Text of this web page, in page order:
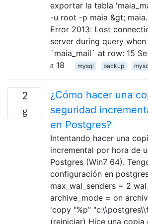
exportar la tabla
-u root -p maia &gt;
Error 2013: Lost
server during query
`maia_mail` at row: 15
18
mysql backup
2
¿Cómo hacer una
seguridad
en Postgres?
Intentando hacer una
incremental por hora de
Postgres (Win7 64).
configuración en
max_wal_senders = 2
archive_mode = on
'copy "%p"
(reiniciar) Hice una copia